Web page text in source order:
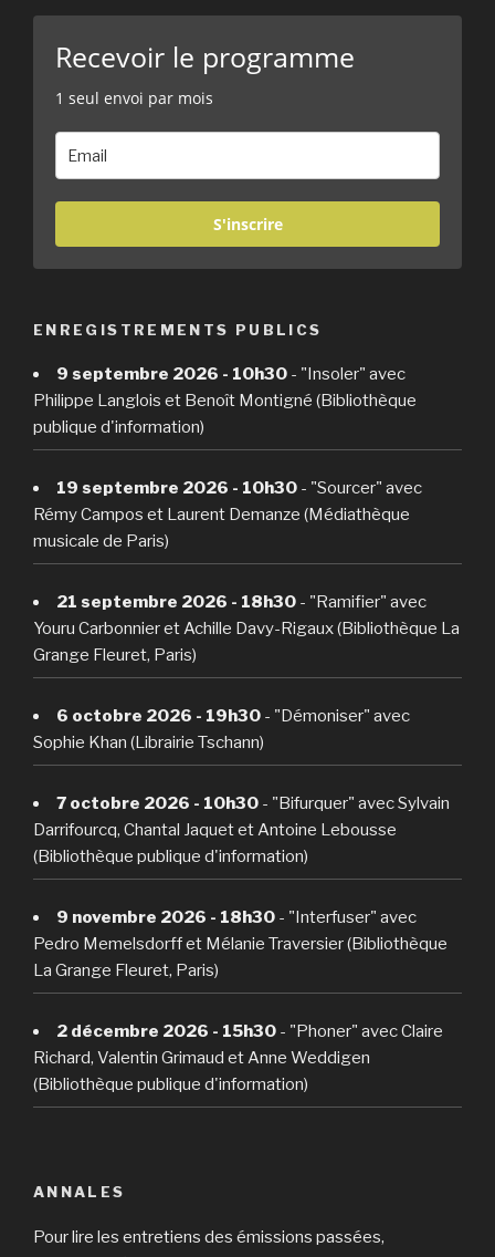
Recevoir le programme
1 seul envoi par mois
S'inscrire
ENREGISTREMENTS PUBLICS
9 septembre 2026 - 10h30 - "Insoler" avec
Philippe Langlois et Benoît Montigné (Bibliothèque
publique d'information)
19 septembre 2026 - 10h30 - "Sourcer" avec
Rémy Campos et Laurent Demanze (Médiathèque
musicale de Paris)
21 septembre 2026 - 18h30 - "Ramifier" avec
Youru Carbonnier et Achille Davy-Rigaux (Bibliothèque La
Grange Fleuret, Paris)
6 octobre 2026 - 19h30 - "Démoniser" avec
Sophie Khan (Librairie Tschann)
7 octobre 2026 - 10h30 - "Bifurquer" avec Sylvain
Darrifourcq, Chantal Jaquet et Antoine Lebousse
(Bibliothèque publique d'information)
9 novembre 2026 - 18h30 - "Interfuser" avec
Pedro Memelsdorff et Mélanie Traversier (Bibliothèque
La Grange Fleuret, Paris)
2 décembre 2026 - 15h30 - "Phoner" avec Claire
Richard, Valentin Grimaud et Anne Weddigen
(Bibliothèque publique d'information)
ANNALES
Pour lire les entretiens des émissions passées,